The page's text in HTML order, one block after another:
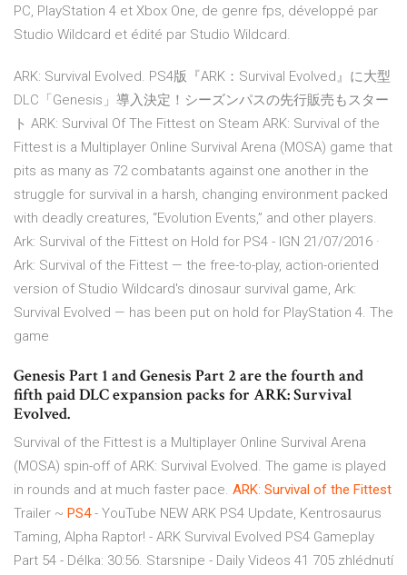
PC, PlayStation 4 et Xbox One, de genre fps, développé par
Studio Wildcard et édité par Studio Wildcard.
ARK: Survival Evolved. PS4版『ARK：Survival Evolved』に大型
DLC「Genesis」導入決定！シーズンパスの先行販売もスター
ト ARK: Survival Of The Fittest on Steam ARK: Survival of the
Fittest is a Multiplayer Online Survival Arena (MOSA) game that
pits as many as 72 combatants against one another in the
struggle for survival in a harsh, changing environment packed
with deadly creatures, “Evolution Events,” and other players.
Ark: Survival of the Fittest on Hold for PS4 - IGN 21/07/2016 ·
Ark: Survival of the Fittest — the free-to-play, action-oriented
version of Studio Wildcard's dinosaur survival game, Ark:
Survival Evolved — has been put on hold for PlayStation 4. The
game
Genesis Part 1 and Genesis Part 2 are the fourth and
fifth paid DLC expansion packs for ARK: Survival
Evolved.
Survival of the Fittest is a Multiplayer Online Survival Arena
(MOSA) spin-off of ARK: Survival Evolved. The game is played
in rounds and at much faster pace. ARK: Survival of the Fittest
Trailer ~ PS4- YouTube NEW ARK PS4 Update, Kentrosaurus
Taming, Alpha Raptor! - ARK Survival Evolved PS4 Gameplay
Part 54 - Délka: 30:56. Starsnipe - Daily Videos 41 705 zhlédnutí